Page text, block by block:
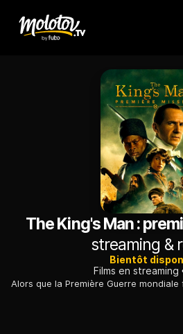
The King's Man :
streaming &
Bientôt
Films en streaming